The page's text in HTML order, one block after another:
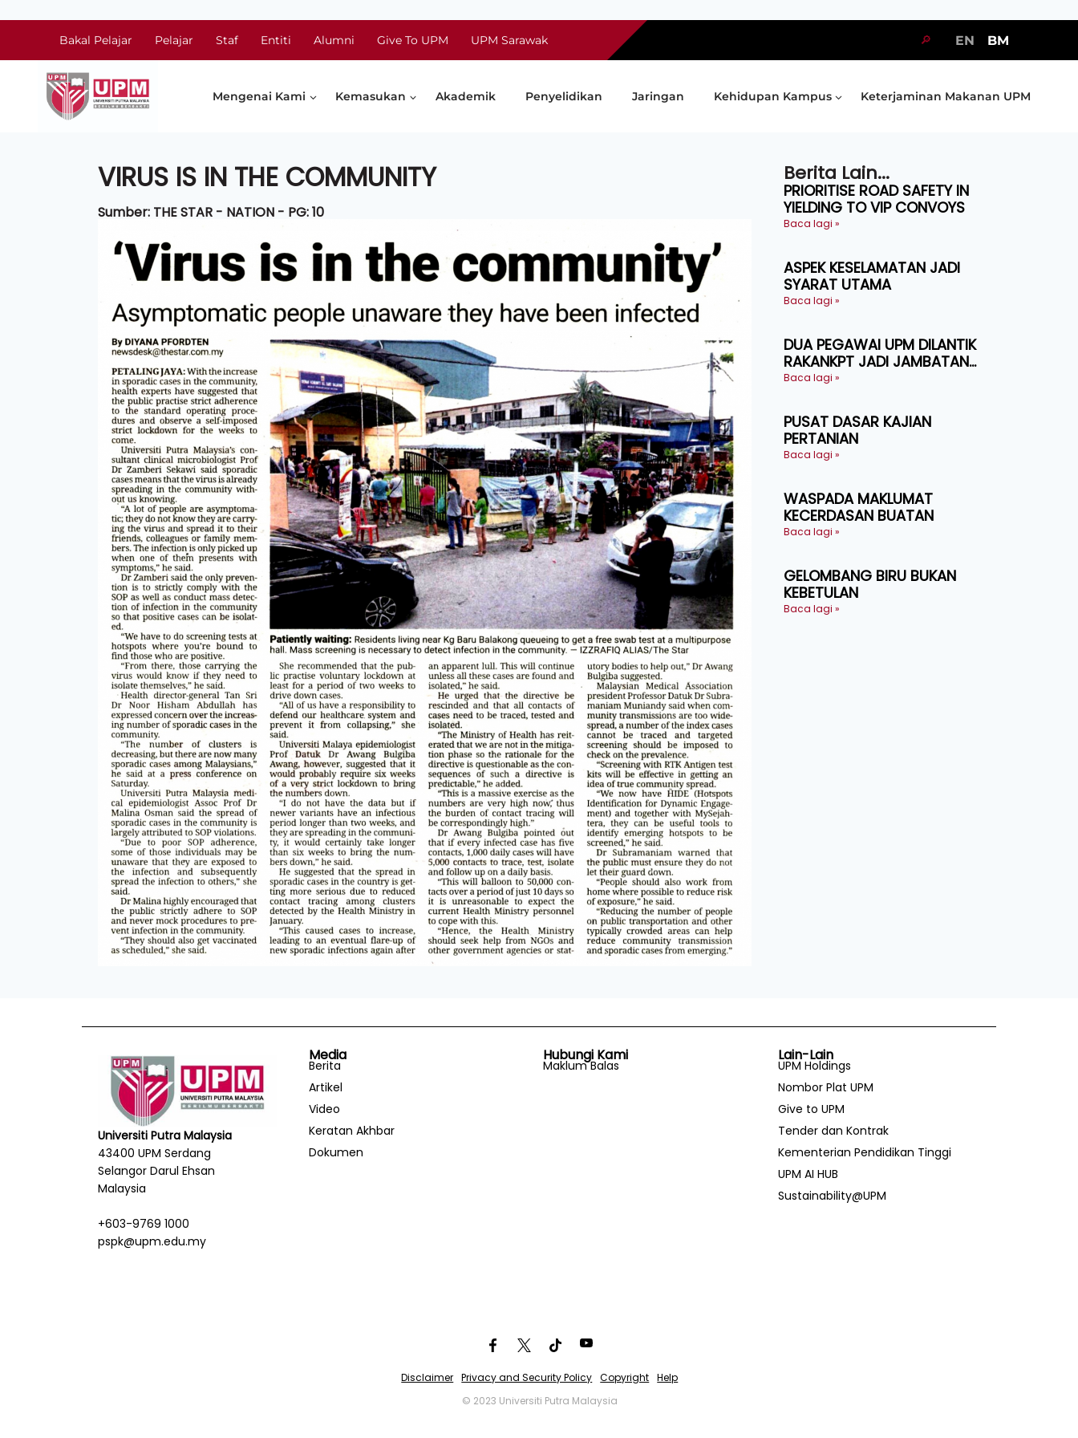
Bakal Pelajar Pelajar Staf Entiti Alumni Give To UPM UPM Sarawak 🔎 EN BM
Mengenai Kami Kemasukan Akademik Penyelidikan Jaringan Kehidupan Kampus Keterjaminan Makanan UPM
VIRUS IS IN THE COMMUNITY
Sumber: THE STAR - NATION - PG: 10
Berita Lain...
PRIORITISE ROAD SAFETY IN
YIELDING TO VIP CONVOYS
Baca lagi »
ASPEK KESELAMATAN JADI
SYARAT UTAMA
Baca lagi »
DUA PEGAWAI UPM DILANTIK
RAKANKPT JADI JAMBATAN
MAKLUMAT AKAR UMBI
Baca lagi »
PUSAT DASAR KAJIAN
PERTANIAN
Baca lagi »
WASPADA MAKLUMAT
KECERDASAN BUATAN
Baca lagi »
GELOMBANG BIRU BUKAN
KEBETULAN
Baca lagi »
Universiti Putra Malaysia
43400 UPM Serdang
Selangor Darul Ehsan
Malaysia
+603-9769 1000
pspk@upm.edu.my
Media
Berita
Artikel
Video
Keratan Akhbar
Dokumen
Hubungi Kami
Maklum Balas
Lain-Lain
UPM Holdings
Nombor Plat UPM
Give to UPM
Tender dan Kontrak
Kementerian Pendidikan Tinggi
UPM AI HUB
Sustainability@UPM
Disclaimer Privacy and Security Policy Copyright
Help
© 2023 Universiti Putra Malaysia